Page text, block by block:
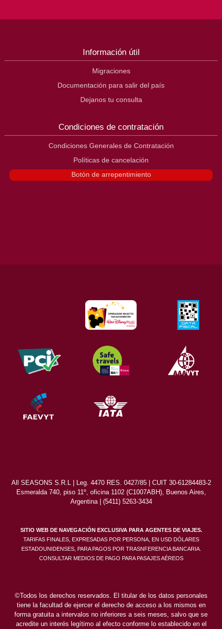
Información útil
Migraciones
Documentación para salir del país
Dejanos tu consulta
Condiciones de contratación
Condiciones Generales de Contratación
Políticas de cancelación
Botón de arrepentimiento
All SEASONS S.R.L | Leg. 4470 RES. 0427/85 | CUIT 30-61284483-2
Esmeralda 740, piso 11º, oficina 1102 (C1007ABH), Buenos Aires,
Argentina | (5411) 5263-3434
SITIO WEB DE NAVEGACIÓN EXCLUSIVA PARA AGENTES DE VIAJES.
TARIFAS FINALES, EXPRESADAS POR PERSONA, EN USD DÓLARES
ESTADOUNIDENSES, PARA PAGOS POR TRASNFERENCIA BANCARIA.
CONSULTAR MEDIOS DE PAGO PARA PASAJES AÉREOS
©Todos los derechos reservados. El titular de los datos personales
tiene la facultad de ejercer el derecho de acceso a los mismos en
forma gratuita a intervalos no inferiores a seis meses, salvo que se
acredite un interés legítimo al efecto conforme lo establecido en el